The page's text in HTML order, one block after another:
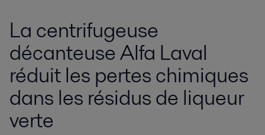
La centrifugeuse
décanteuse Alfa Laval
réduit les pertes chimiques
dans les résidus de liqueur
verte